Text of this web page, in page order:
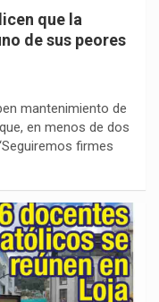
que la
de sus peores
mantenimiento de
en menos de dos
firmes